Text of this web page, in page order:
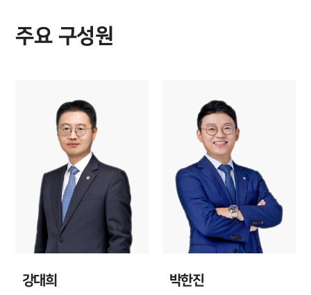
뉴스레터/브로슈어
대륜법률상담예약
주요 구성원
강대희 박한진